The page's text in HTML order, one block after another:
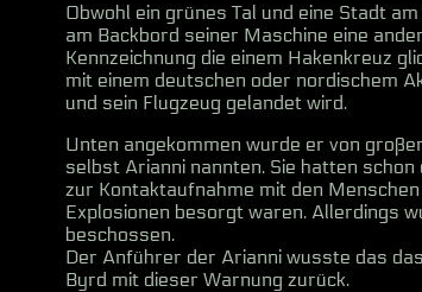
Obwohl ein grünes Tal und eine Stadt
am Backbord seiner Maschine eine
Kennzeichnung die einem Hakenkreuz
mit einem deutschen oder nordischem
und sein Flugzeug gelandet wird.
Unten angekommen wurde er von
selbst Arianni nannten. Sie hatten
zur Kontaktaufnahme mit den
Explosionen besorgt waren. Allerdings
beschossen.
Der Anführer der Arianni wusste das
Byrd mit dieser Warnung zurück.